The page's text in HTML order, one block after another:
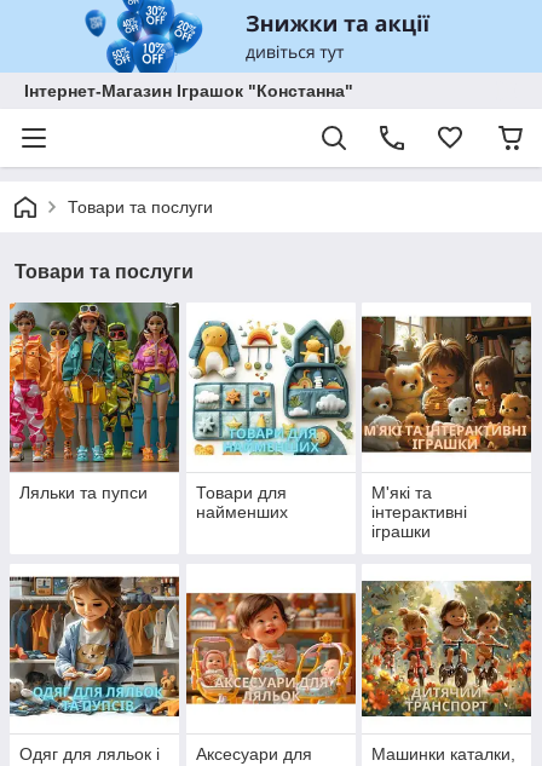
Інтернет-Магазин Іграшок "Констанна"
Товари та послуги
Товари та послуги
Ляльки та пупси
Товари для
найменших
М'які та
інтерактивні
іграшки
Одяг для ляльок і
Аксесуари для
Машинки каталки,